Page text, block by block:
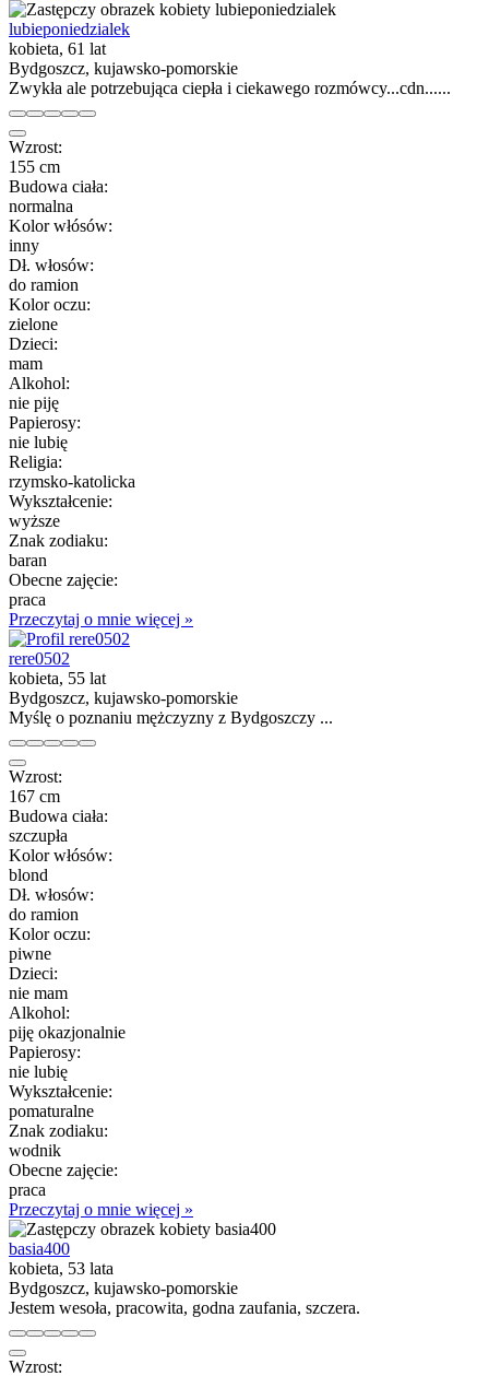
lubieponiedzialek
kobieta, 61 lat
Bydgoszcz, kujawsko-pomorskie
Zwykła ale potrzebująca ciepła i ciekawego rozmówcy...cdn......
Wzrost:
155 cm
Budowa ciała:
normalna
Kolor włósów:
inny
Dł. włosów:
do ramion
Kolor oczu:
zielone
Dzieci:
mam
Alkohol:
nie piję
Papierosy:
nie lubię
Religia:
rzymsko-katolicka
Wykształcenie:
wyższe
Znak zodiaku:
baran
Obecne zajęcie:
praca
Przeczytaj o mnie więcej »
rere0502
kobieta, 55 lat
Bydgoszcz, kujawsko-pomorskie
Myślę o poznaniu mężczyzny z Bydgoszczy ...
Wzrost:
167 cm
Budowa ciała:
szczupła
Kolor włósów:
blond
Dł. włosów:
do ramion
Kolor oczu:
piwne
Dzieci:
nie mam
Alkohol:
piję okazjonalnie
Papierosy:
nie lubię
Wykształcenie:
pomaturalne
Znak zodiaku:
wodnik
Obecne zajęcie:
praca
Przeczytaj o mnie więcej »
basia400
kobieta, 53 lata
Bydgoszcz, kujawsko-pomorskie
Jestem wesoła, pracowita, godna zaufania, szczera.
Wzrost: